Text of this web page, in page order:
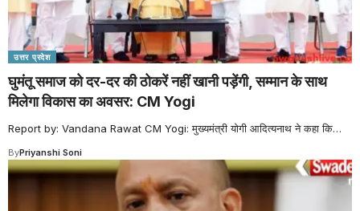
उत्तर प्रदेश
घुमंतू समाज को दर-दर की ठोकरें नहीं खानी पड़ेंगी, सम्मान के साथ
मिलेगा विकास का अवसर: CM Yogi
Report by: Vandana Rawat CM Yogi: मुख्यमंत्री योगी आदित्यनाथ ने कहा कि…
ByPriyanshi Soni